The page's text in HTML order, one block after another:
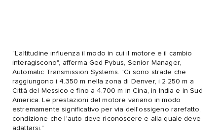
"L'altitudine influenza il modo in cui il motore e il cambio
interagiscono", afferma Ged Pybus, Senior Manager,
Automatic Transmission Systems. "Ci sono strade che
raggiungono i 4.350 m nella zona di Denver, i 2.250 m a
Città del Messico e fino a 4.700 m in Cina, in India e in Sud
America. Le prestazioni del motore variano in modo
estremamente significativo per via dell'ossigeno rarefatto,
condizione che l'auto deve riconoscere e alla quale deve
adattarsi."